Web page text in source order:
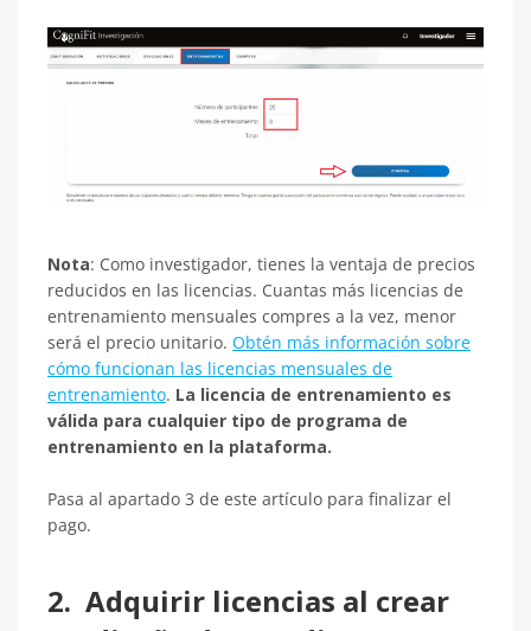
Nota: Como investigador, tienes la ventaja de precios
reducidos en las licencias. Cuantas más licencias de
entrenamiento mensuales compres a la vez, menor
será el precio unitario. Obtén más información sobre
cómo funcionan las licencias mensuales de
entrenamiento. La licencia de entrenamiento es
válida para cualquier tipo de programa de
entrenamiento en la plataforma.
Pasa al apartado 3 de este artículo para finalizar el
pago.
2. Adquirir licencias al crear